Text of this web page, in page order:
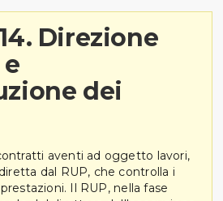
Direzione
dei
aventi ad oggetto lavori,
dal RUP, che controlla i
Il RUP, nella fase